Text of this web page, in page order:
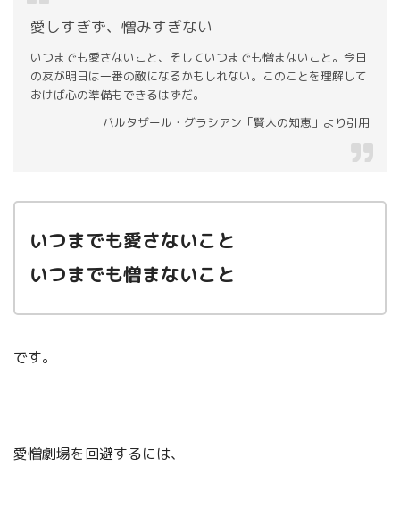
愛しすぎず、憎みすぎない
いつまでも愛さないこと、そしていつまでも憎まないこと。今日
の友が明日は一番の敵になるかもしれない。このことを理解して
おけば心の準備もできるはずだ。
バルタザール・グラシアン「賢人の知恵」より引用
いつまでも愛さないこと
いつまでも憎まないこと
です。
愛憎劇場を回避するには、